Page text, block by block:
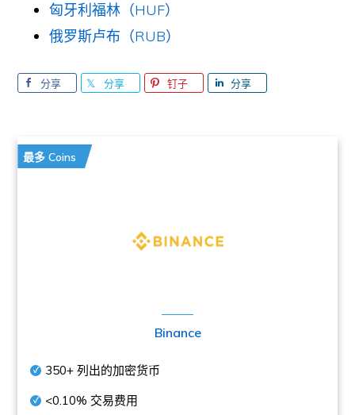
匈牙利福林（HUF）
俄罗斯卢布（RUB）
分享 分享 钉子 分享
最多 Coins
Binance
350+ 列出的加密货币
<0.10% 交易费用